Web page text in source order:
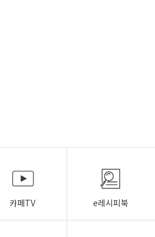
카페TV e레시피북